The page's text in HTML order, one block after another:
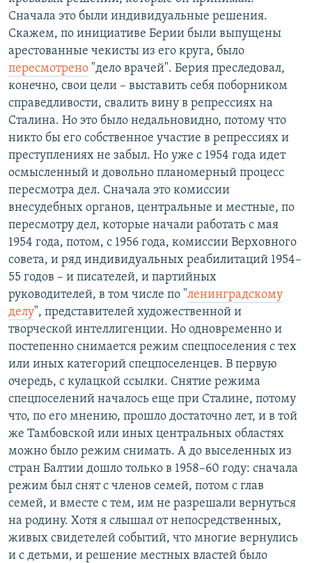
Сначала это были индивидуальные решения.
Скажем, по инициативе Берии были выпущены
арестованные чекисты из его круга, было
пересмотрено "дело врачей". Берия преследовал,
конечно, свои цели – выставить себя поборником
справедливости, свалить вину в репрессиях на
Сталина. Но это было недальновидно, потому что
никто бы его собственное участие в репрессиях и
преступлениях не забыл. Но уже с 1954 года идет
осмысленный и довольно планомерный процесс
пересмотра дел. Сначала это комиссии
внесудебных органов, центральные и местные, по
пересмотру дел, которые начали работать с мая
1954 года, потом, с 1956 года, комиссии Верховного
совета, и ряд индивидуальных реабилитаций 1954–
55 годов – и писателей, и партийных
руководителей, в том числе по "ленинградскому
делу", представителей художественной и
творческой интеллигенции. Но одновременно и
постепенно снимается режим спецпоселения с тех
или иных категорий спецпоселенцев. В первую
очередь, с кулацкой ссылки. Снятие режима
спецпоселений началось еще при Сталине, потому
что, по его мнению, прошло достаточно лет, и в той
же Тамбовской или иных центральных областях
можно было режим снимать. А до выселенных из
стран Балтии дошло только в 1958–60 году: сначала
режим был снят с членов семей, потом с глав
семей, и вместе с тем, им не разрешали вернуться
на родину. Хотя я слышал от непосредственных,
живых свидетелей событий, что многие вернулись
и с детьми, и решение местных властей было